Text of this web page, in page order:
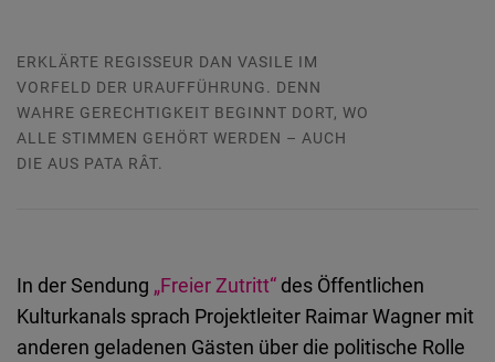
ERKLÄRTE REGISSEUR DAN VASILE IM
VORFELD DER URAUFFÜHRUNG. DENN
WAHRE GERECHTIGKEIT BEGINNT DORT, WO
ALLE STIMMEN GEHÖRT WERDEN – AUCH
DIE AUS PATA RÂT.
In der Sendung „Freier Zutritt“ des Öffentlichen
Kulturkanals sprach Projektleiter Raimar Wagner mit
anderen geladenen Gästen über die politische Rolle